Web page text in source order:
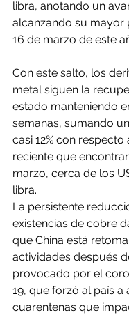
libra, anotando un
alcanzando su mayor
16 de marzo de este
Con este salto, los
metal siguen la
estado manteniendo
semanas, sumando
casi 12% con respecto
reciente que
marzo, cerca de los
libra.
La persistente
existencias de cobre
que China está
actividades después
provocado por el
19, que forzó al país a
cuarentenas que